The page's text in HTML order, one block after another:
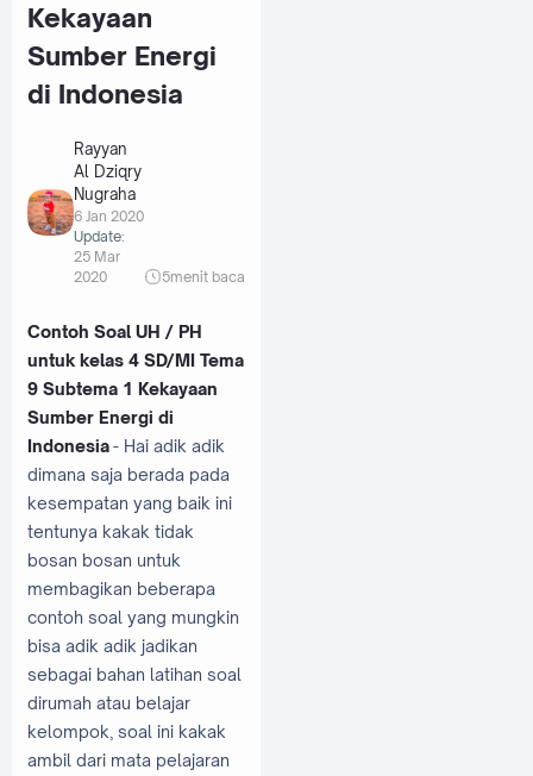
Kekayaan
Sumber Energi
di Indonesia
Rayyan
Al Dziqry
Nugraha
6 Jan 2020
Update:
25 Mar
2020
5menit baca
Contoh Soal UH / PH
untuk kelas 4 SD/MI Tema
9 Subtema 1 Kekayaan
Sumber Energi di
Indonesia- Hai adik adik
dimana saja berada pada
kesempatan yang baik ini
tentunya kakak tidak
bosan bosan untuk
membagikan beberapa
contoh soal yang mungkin
bisa adik adik jadikan
sebagai bahan latihan soal
dirumah atau belajar
kelompok, soal ini kakak
ambil dari mata pelajaran